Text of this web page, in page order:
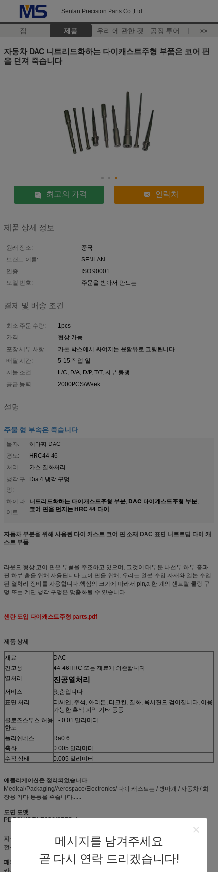
Senlan Precision Parts Co.,Ltd.
집 제품 우리 에 관한 것 공장 투어 >>
메시지를 남겨주세요
곧 다시 연락 드리겠습니다!
자동차 DAC 니트리드화하는 다이캐스트주형 부품은 코어 핀
을 던져 죽습니다
최고의 가격 연락처
제품 상세 정보
원래 장소:
중국
브랜드 이름:
SENLAN
인증:
ISO:90001
모델 번호:
주문을 받아서 만드는
결제 및 배송 조건
최소 주문 수량:
1pcs
가격:
협상 가능
포장 세부 사항:
카톤 박스에서 싸여지는 윤활유로 코팅됩니다
배달 시간:
5-15 작업 일
지불 조건:
L/C, D/A, D/P, T/T, 서부 동맹
공급 능력:
2000PCS/Week
설명
주물 형 부속은 죽습니다
물자:
히다찌 DAC
경도:
HRC44-46
처리:
가스 질화처리
냉각 구
멍:
Dia 4 냉각 구멍
하이 라
이트:
니트리드화하는 다이캐스트주형 부분, DAC 다이캐스트주형 부분,
코어 핀을 던지는 HRC 44 다이
자동차 부분을 위해 사용된 다이 캐스트 코어 핀 소재 DAC 표면 니트르딩 다이 캐
스트 부품
라운드 형상 코어 핀은 부품을 주조하고 있으며, 그것이 대부분 나선부 하부 홀과
핀 하부 홀을 위해 사용됩니다.코어 핀을 위해, 우리는 일본 수입 자재와 일본 수입
된 열처리 장비를 사용합니다.핵심의 크기에 따라서 pin,a 한 개의 센트랄 쿨링 구
멍 또는 계단 냉각 구멍은 맞춤화될 수 있습니다.
센란 도입 다이캐스트주형 parts.pdf
제품 상세
재료
DAC
견고성
44-46HRC 또는 재료에 의존합니다
열처리
진공열처리
서비스
맞춤입니다
표면 처리
티씨엔, 주석, 아리튼, 티크킨, 질화, 옥시젼드 검어집니다, 이용
가능한 흑색 피막 기타 등등
클로즈스투스 허용
한도
+ - 0.01 밀리미터
폴리쉬네스
Ra0.6
축화
0.005 밀리미터
수직 상태
0.005 밀리미터
애플리케이션은 정리되었습니다
Medical/Packaging/Aerospace/Electronics/ 다이 캐스트는 / 병마개 / 자동차 / 화
장용 기타 등등을 죽습니다......
도면 포맷
PDF/DWG/DXF/IGS/STEP,etc
지불 기간
전신환, 페이팔, 서양인 Union,50% 저장고, 잔액은 출하 전에 이용 가능합니다
패키지
카톤 박스에서 싸여지는 항코로시브 오일로 코팅됩니다